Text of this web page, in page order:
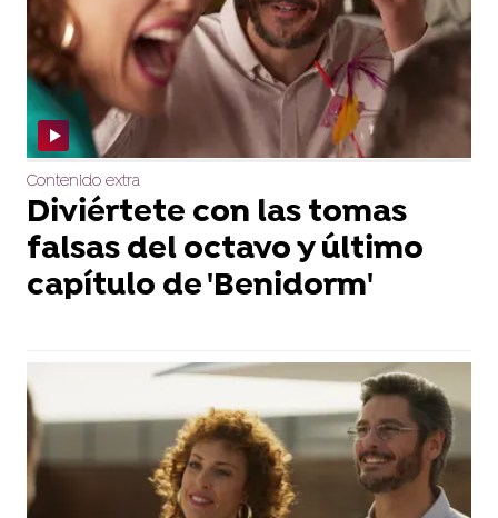
Contenido extra
Diviértete con las tomas
falsas del octavo y último
capítulo de 'Benidorm'